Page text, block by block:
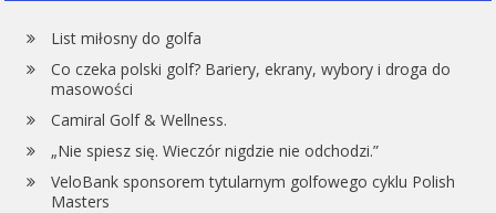
List miłosny do golfa
Co czeka polski golf? Bariery, ekrany, wybory i droga do
masowości
Camiral Golf & Wellness.
„Nie spiesz się. Wieczór nigdzie nie odchodzi.”
VeloBank sponsorem tytularnym golfowego cyklu Polish
Masters